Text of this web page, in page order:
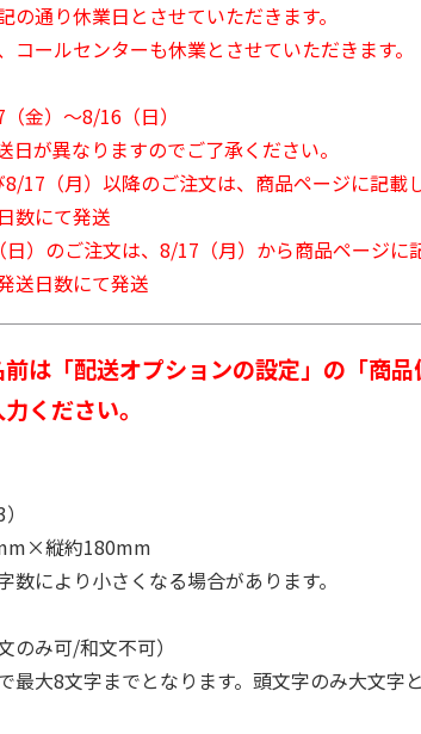
の
コジコジ／ショルダ
ー付きバッグ
1,760円
(送料別・税込)
奇妙な冒険 黄金の
風』CITY POP …
の通り休業日とさせていただきます。
ールセンターも休業とさせていただきます。
金）～8/16（日）
日が異なりますのでご了承ください。
8/17（月）以降のご注文は、商品ページに記載
数にて発送
日）のご注文は、8/17（月）から商品ページに
送日数にて発送
は「配送オプションの設定」の「商品
ください。
縦約180mm
により小さくなる場合があります。
のみ可/和文不可）
大8文字までとなります。頭文字のみ大文字